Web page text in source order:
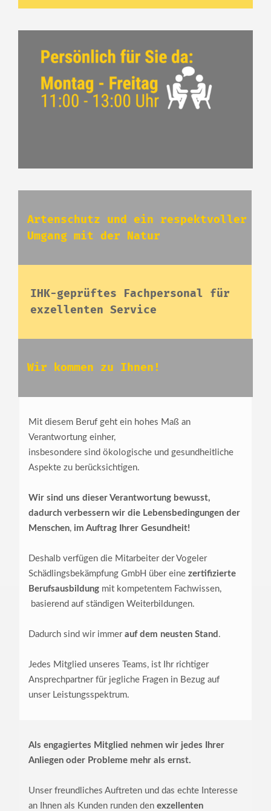
Artenschutz und ein respektvoller
Umgang mit der Natur
IHK-geprüftes Fachpersonal für
exzellenten Service
Wir kommen zu Ihnen!
Mit diesem Beruf geht ein hohes Maß an
Verantwortung einher,
insbesondere sind ökologische und gesundheitliche
Aspekte zu berücksichtigen.
Wir sind uns dieser Verantwortung bewusst,
dadurch verbessern wir die Lebensbedingungen der
Menschen, im Auftrag Ihrer Gesundheit!
Deshalb verfügen die Mitarbeiter der Vogeler
Schädlingsbekämpfung GmbH über eine zertifizierte
Berufsausbildung mit kompetentem Fachwissen,
basierend auf ständigen Weiterbildungen.
Dadurch sind wir immer auf dem neusten Stand .
Jedes Mitglied unseres Teams, ist Ihr richtiger
Ansprechpartner für jegliche Fragen in Bezug auf
unser Leistungsspektrum.
Als engagiertes Mitglied nehmen wir jedes Ihrer
Anliegen oder Probleme mehr als ernst.
Unser freundliches Auftreten und das echte Interesse
an Ihnen als Kunden runden den exzellenten